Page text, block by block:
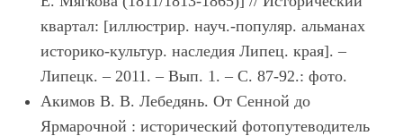
квартал: [иллюстрир. науч.-популяр. альманах
историко-культур. наследия Липец. края]. –
Липецк. – 2011. – Вып. 1. – С. 87-92.: фото.
Акимов В. В. Лебедянь. От Сенной до
Ярмарочной : исторический фотопутеводитель